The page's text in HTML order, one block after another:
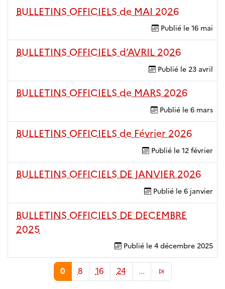
BULLETINS OFFICIELS de MAI 2026
Publié le 16 mai
BULLETINS OFFICIELS d’AVRIL 2026
Publié le 23 avril
BULLETINS OFFICIELS de MARS 2026
Publié le 6 mars
BULLETINS OFFICIELS de Février 2026
Publié le 12 février
BULLETINS OFFICIELS DE JANVIER 2026
Publié le 6 janvier
BULLETINS OFFICIELS DE DECEMBRE
2025
Publié le 4 décembre 2025
0 8 16 24 ...